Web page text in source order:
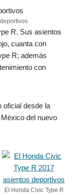
R. Sus asientos
cuanta con
R; además
con
oficial desde la
del nuevo
El Honda Civic Type R